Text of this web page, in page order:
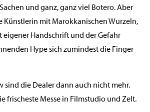
und ganz, ganz viel Botero. Aber
Künstlerin mit Marokkanischen Wurzeln,
eigener Handschrift und der Gefahr
Hype sich zumindest die Finger
sind die Dealer dann auch nicht mehr.
frischeste Messe in Filmstudio und Zelt.